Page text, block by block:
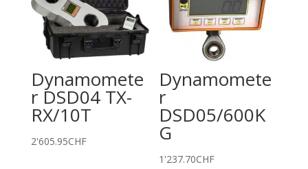
Dynamomete
r DSD04 TX-
RX/10T
2'605.95CHF
Dynamomete
r
DSD05/600K
G
1'237.70CHF